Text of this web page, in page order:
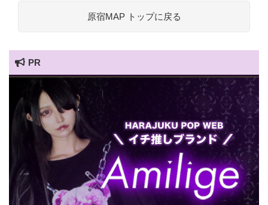
原宿MAP トップに戻る
PR
HARAJUKU POP TV